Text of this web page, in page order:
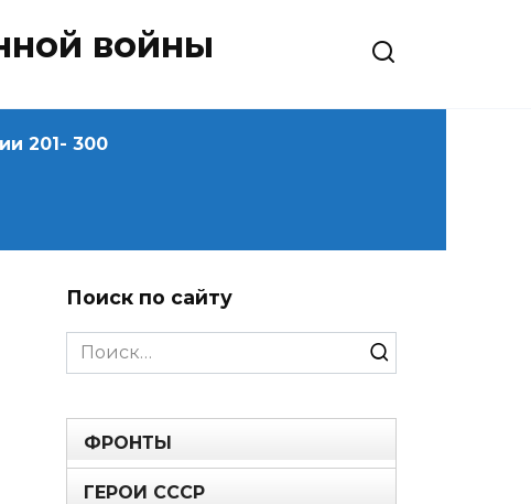
войны
201- 300
Поиск по сайту
Search
for:
ФРОНТЫ
ГЕРОИ СССР